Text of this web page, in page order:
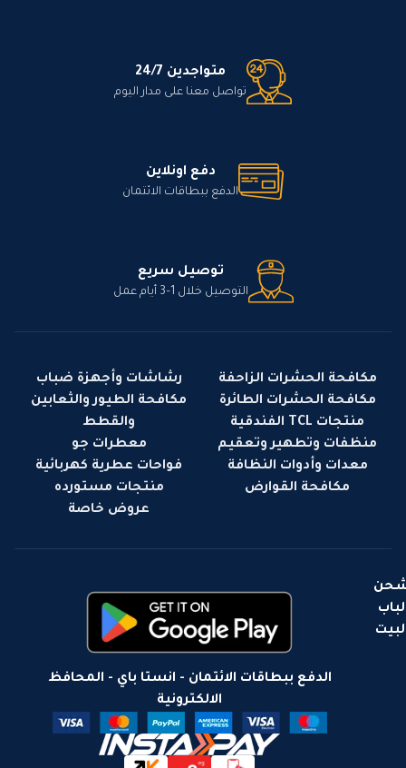
متواجدين 24/7
تواصل معنا على مدار اليوم
دفع اونلاين
الدفع ببطاقات الائتمان
توصيل سريع
التوصيل خلال 1–3 أيام عمل
مكافحة الحشرات الزاحفة
مكافحة الحشرات الطائرة
منتجات TCL الفندقية
منظفات وتطهير وتعقيم
معدات وأدوات النظافة
مكافحة القوارض
رشاشات وأجهزة ضباب
مكافحة الطيور والثعابين
والقطط
معطرات جو
فواحات عطرية كهربائية
منتجات مستورده
عروض خاصة
لباب
الدفع ببطاقات الائتمان - انستا باي - المحافظ
الالكترونية